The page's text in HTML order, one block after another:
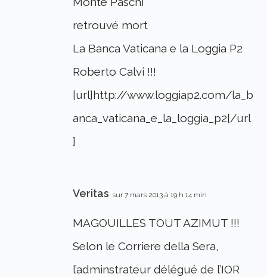
retrouvé mort
La Banca Vaticana e la Loggia P2
Roberto Calvi !!!
[url]http://www.loggiap2.com/la_b
anca_vaticana_e_la_loggia_p2[/url
]
Veritas sur 7 mars 2013 à 19 h 14 min
MAGOUILLES TOUT AZIMUT !!!
Selon le Corriere della Sera,
l’adminstrateur délégué de l’IOR